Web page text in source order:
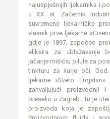
najuspješnijih ljekarnika i
u XX. st. Začetnik
suvremene ljekarničke
vlasnik prve ljekarne
gdje je 1897. započeo
eliksira za ublažavanje
jačanje mišića; pilule za
tinkturu za kurje oči.
ljekarne »Sveto
zahvaljujući proizvodnji
preselio u Zagreb. Tu je
proizvoda koja je